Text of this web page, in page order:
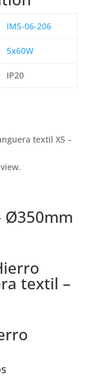
IMS-06-206
5x60W
IP20
textil X5 –
Ø350mm
textil –